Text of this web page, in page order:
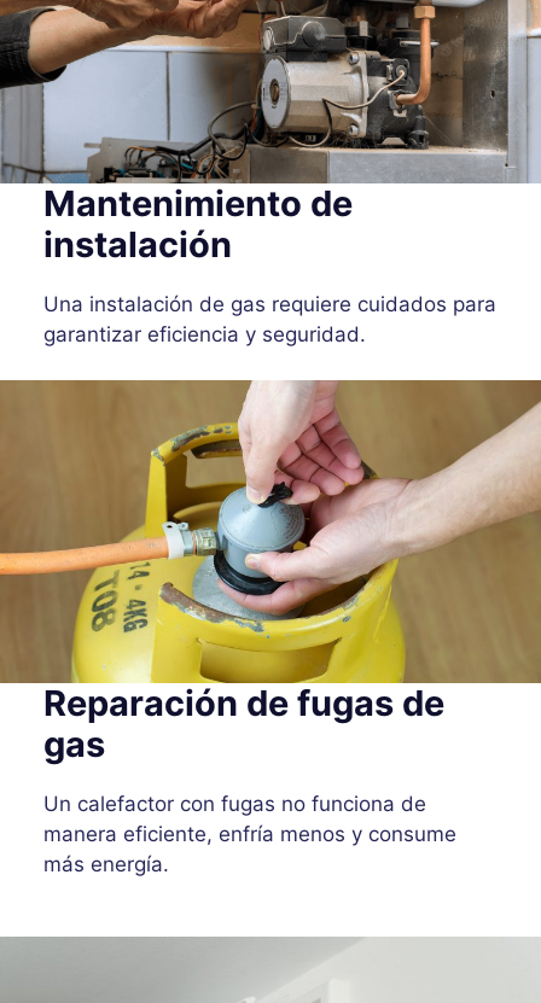
Mantenimiento de
instalación
Una instalación de gas requiere cuidados para
garantizar eficiencia y seguridad.
Reparación de fugas de
gas
Un calefactor con fugas no funciona de
manera eficiente, enfría menos y consume
más energía.